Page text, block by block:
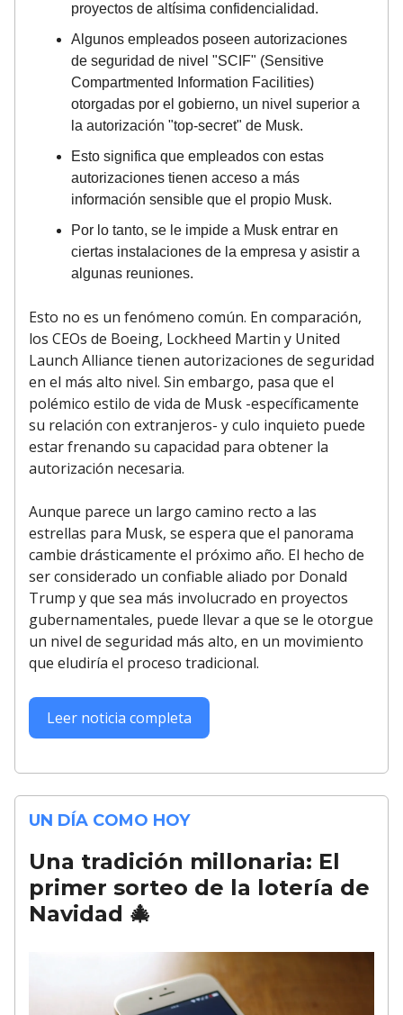
proyectos de altísima confidencialidad.
Algunos empleados poseen autorizaciones
de seguridad de nivel "SCIF" (Sensitive
Compartmented Information Facilities)
otorgadas por el gobierno, un nivel superior a
la autorización "top-secret" de Musk.
Esto significa que empleados con estas
autorizaciones tienen acceso a más
información sensible que el propio Musk.
Por lo tanto, se le impide a Musk entrar en
ciertas instalaciones de la empresa y asistir a
algunas reuniones.
Esto no es un fenómeno común. En comparación,
los CEOs de Boeing, Lockheed Martin y United
Launch Alliance tienen autorizaciones de seguridad
en el más alto nivel. Sin embargo, pasa que el
polémico estilo de vida de Musk -específicamente
su relación con extranjeros- y culo inquieto puede
estar frenando su capacidad para obtener la
autorización necesaria.
Aunque parece un largo camino recto a las
estrellas para Musk, se espera que el panorama
cambie drásticamente el próximo año. El hecho de
ser considerado un confiable aliado por Donald
Trump y que sea más involucrado en proyectos
gubernamentales, puede llevar a que se le otorgue
un nivel de seguridad más alto, en un movimiento
que eludiría el proceso tradicional.
Leer noticia completa
UN DÍA COMO HOY
Una tradición millonaria: El
primer sorteo de la lotería de
Navidad 🎄